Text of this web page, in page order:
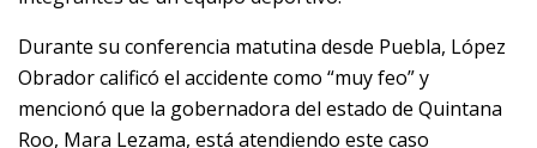
Durante su conferencia matutina desde Puebla, López
Obrador calificó el accidente como “muy feo” y
mencionó que la gobernadora del estado de Quintana
Roo, Mara Lezama, está atendiendo este caso